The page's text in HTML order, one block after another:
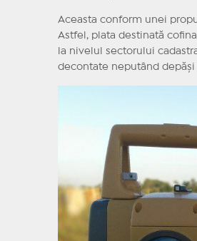
Aceasta conform unei
Astfel, plata destinată
la nivelul sectorului
decontate neputând depăşi